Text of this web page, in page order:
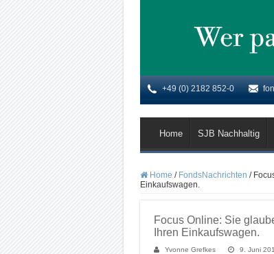
+49 (0) 2182 852-0
Home SJB Nachhaltig
Home / FondsNachrichten /
Einkaufswagen.
Focus Online: Sie
Ihren Einkaufswagen.
Yvonne Grefkes 9. Juni